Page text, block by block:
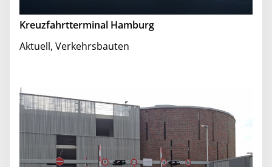
Kreuzfahrtterminal Hamburg
Aktuell, Verkehrsbauten